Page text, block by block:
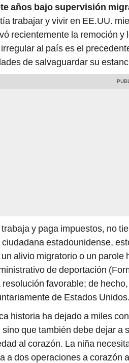
años bajo supervisión
trabajar y vivir en EE.UU.
recientemente la remoción
al país es el
de salvaguardar su
y paga impuestos, no
estadounidense,
alivio migratorio o un
de deportación
resolución favorable; de
de Estados Unidos.
historia ha dejado a miles
sino que también debe dejar a
al corazón. La niña
a dos operaciones a corazón